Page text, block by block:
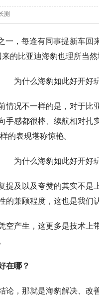
测
一，每逢有同事提新车回
的比亚迪海豹也理所当然
情况不一样的是，对于
手感都很棒、续航相对扎
的表现堪称惊艳。
提及以及夸赞的其实不是
的兼顾程度，这也是我们
空产生，这更多是技术上
在哪？
论，那就是海豹解决、改